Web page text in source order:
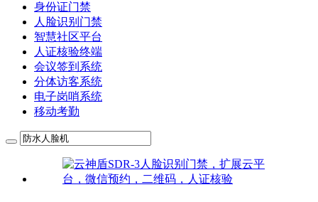
身份证门禁
人脸识别门禁
智慧社区平台
人证核验终端
会议签到系统
分体访客系统
电子岗哨系统
移动考勤